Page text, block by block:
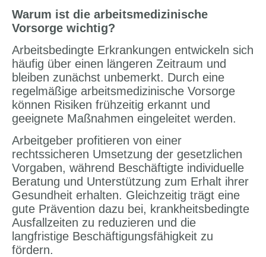
Warum ist die arbeitsmedizinische
Vorsorge wichtig?
Arbeitsbedingte Erkrankungen entwickeln sich
häufig über einen längeren Zeitraum und
bleiben zunächst unbemerkt. Durch eine
regelmäßige arbeitsmedizinische Vorsorge
können Risiken frühzeitig erkannt und
geeignete Maßnahmen eingeleitet werden.
Arbeitgeber profitieren von einer
rechtssicheren Umsetzung der gesetzlichen
Vorgaben, während Beschäftigte individuelle
Beratung und Unterstützung zum Erhalt ihrer
Gesundheit erhalten. Gleichzeitig trägt eine
gute Prävention dazu bei, krankheitsbedingte
Ausfallzeiten zu reduzieren und die
langfristige Beschäftigungsfähigkeit zu
fördern.